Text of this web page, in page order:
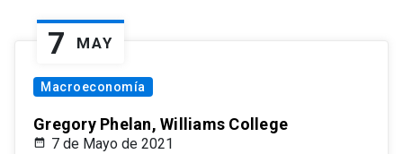
7 MAY
Macroeconomía
Gregory Phelan, Williams College
7 de Mayo de 2021